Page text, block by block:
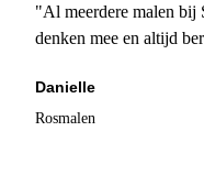
"Al meerdere malen bij
denken mee en altijd
Danielle
Rosmalen